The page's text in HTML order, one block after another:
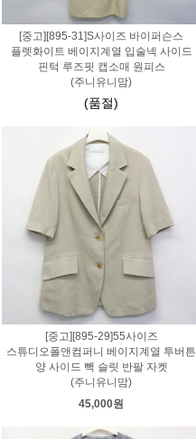
[중고][895-31]S사이즈 바이퍼슨스
플렛화이트 베이지계열 입술넥 사이드
핀턱 루즈핏 캡소매 원피스
(주니유니맘)
(품절)
[중고][895-29]55사이즈
스튜디오폴앤컴퍼니 베이지계열 투버튼
양 사이드 빽 슬릿 반팔 자켓
(주니유니맘)
45,000원